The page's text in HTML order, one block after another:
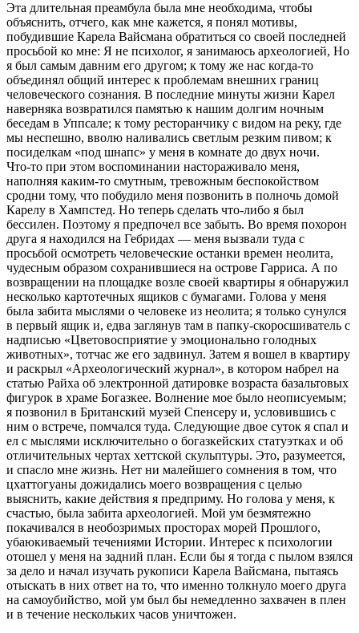
Эта длительная преамбула была мне необходима, чтобы
объяснить, отчего, как мне кажется, я понял мотивы,
побудившие Карела Вайсмана обратиться со своей последней
просьбой ко мне: Я не психолог, я занимаюсь археологией, Но
я был самым давним его другом; к тому же нас когда‑то
объединял общий интерес к проблемам внешних границ
человеческого сознания. В последние минуты жизни Карел
наверняка возвратился памятью к нашим долгим ночным
беседам в Уппсале; к тому ресторанчику с видом на реку, где
мы неспешно, вволю наливались светлым резким пивом; к
посиделкам «под шнапс» у меня в комнате до двух ночи.
Что‑то при этом воспоминании настораживало меня,
наполняя каким‑то смутным, тревожным беспокойством
сродни тому, что побудило меня позвонить в полночь домой
Карелу в Хампстед. Но теперь сделать что‑либо я был
бессилен. Поэтому я предпочел все забыть. Во время похорон
друга я находился на Гебридах — меня вызвали туда с
просьбой осмотреть человеческие останки времен неолита,
чудесным образом сохранившиеся на острове Гарриса. А по
возвращении на площадке возле своей квартиры я обнаружил
несколько картотечных ящиков с бумагами. Голова у меня
была забита мыслями о человеке из неолита; я только сунулся
в первый ящик и, едва заглянув там в папку‑скоросшиватель с
надписью «Цветовосприятие у эмоционально голодных
животных», тотчас же его задвинул. Затем я вошел в квартиру
и раскрыл «Археологический журнал», в котором набрел на
статью Райха об электронной датировке возраста базальтовых
фигурок в храме Богазкее. Волнение мое было неописуемым;
я позвонил в Британский музей Спенсеру и, условившись с
ним о встрече, помчался туда. Следующие двое суток я спал и
ел с мыслями исключительно о богазкейских статуэтках и об
отличительных чертах хеттской скульптуры. Это, разумеется,
и спасло мне жизнь. Нет ни малейшего сомнения в том, что
цхаттогуаны дожидались моего возвращения с целью
выяснить, какие действия я предприму. Но голова у меня, к
счастью, была забита археологией. Мой ум безмятежно
покачивался в необозримых просторах морей Прошлого,
убаюкиваемый течениями Истории. Интерес к психологии
отошел у меня на задний план. Если бы я тогда с пылом взялся
за дело и начал изучать рукописи Карела Вайсмана, пытаясь
отыскать в них ответ на то, что именно толкнуло моего друга
на самоубийство, мой ум был бы немедленно захвачен в плен
и в течение нескольких часов уничтожен.